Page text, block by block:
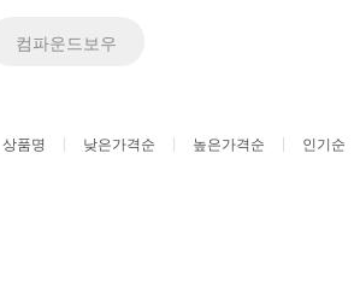
컴파운드보우
상품명 낮은가격순 높은가격순 인기순